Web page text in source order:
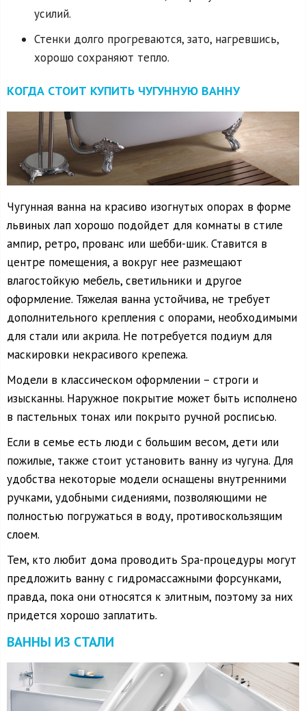
усилий.
Стенки долго прогреваются, зато, нагревшись,
хорошо сохраняют тепло.
КОГДА СТОИТ КУПИТЬ ЧУГУННУЮ ВАННУ
Чугунная ванна на красиво изогнутых опорах в форме
львиных лап хорошо подойдет для комнаты в стиле
ампир, ретро, прованс или шебби-шик. Ставится в
центре помещения, а вокруг нее размещают
влагостойкую мебель, светильники и другое
оформление. Тяжелая ванна устойчива, не требует
дополнительного крепления с опорами, необходимыми
для стали или акрила. Не потребуется подиум для
маскировки некрасивого крепежа.
Модели в классическом оформлении – строги и
изысканны. Наружное покрытие может быть исполнено
в пастельных тонах или покрыто ручной росписью.
Если в семье есть люди с большим весом, дети или
пожилые, также стоит установить ванну из чугуна. Для
удобства некоторые модели оснащены внутренними
ручками, удобными сидениями, позволяющими не
полностью погружаться в воду, противоскользящим
слоем.
Тем, кто любит дома проводить Spa-процедуры могут
предложить ванну с гидромассажными форсунками,
правда, пока они относятся к элитным, поэтому за них
придется хорошо заплатить.
ВАННЫ ИЗ СТАЛИ